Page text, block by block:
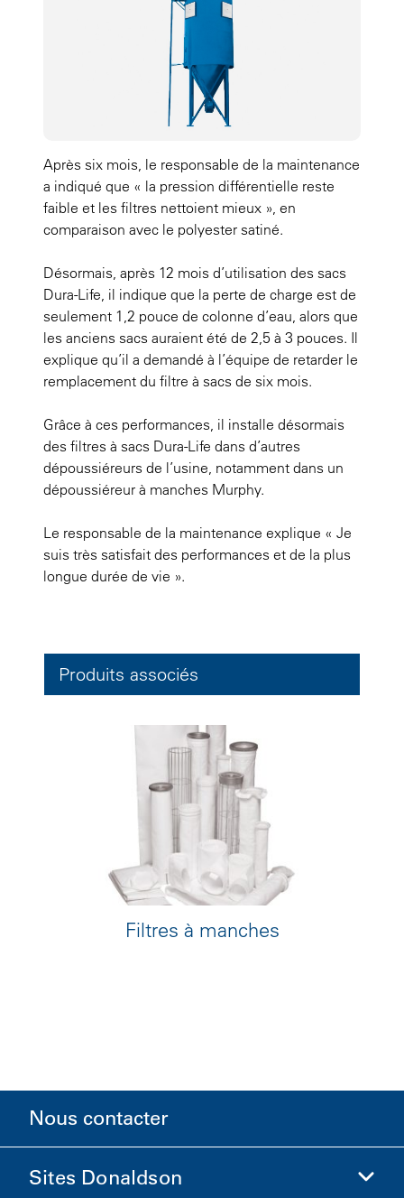
Après six mois, le responsable de la maintenance
a indiqué que « la pression différentielle reste
faible et les filtres nettoient mieux », en
comparaison avec le polyester satiné.
Désormais, après 12 mois d’utilisation des sacs
Dura-Life, il indique que la perte de charge est de
seulement 1,2 pouce de colonne d’eau, alors que
les anciens sacs auraient été de 2,5 à 3 pouces. Il
explique qu’il a demandé à l’équipe de retarder le
remplacement du filtre à sacs de six mois.
Grâce à ces performances, il installe désormais
des filtres à sacs Dura-Life dans d’autres
dépoussiéreurs de l’usine, notamment dans un
dépoussiéreur à manches Murphy.
Le responsable de la maintenance explique « Je
suis très satisfait des performances et de la plus
longue durée de vie ».
Produits associés
Filtres à manches
Nous contacter
Sites Donaldson